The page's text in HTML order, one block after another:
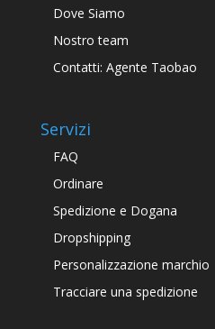
Dove Siamo
Nostro team
Contatti: Agente Taobao
Servizi
FAQ
Ordinare
Spedizione e Dogana
Dropshipping
Personalizzazione marchio
Tracciare una spedizione